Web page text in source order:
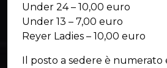
Under 24 – 10,00 euro
Under 13 – 7,00 euro
Reyer Ladies – 10,00 euro
Il posto a sedere è numerato